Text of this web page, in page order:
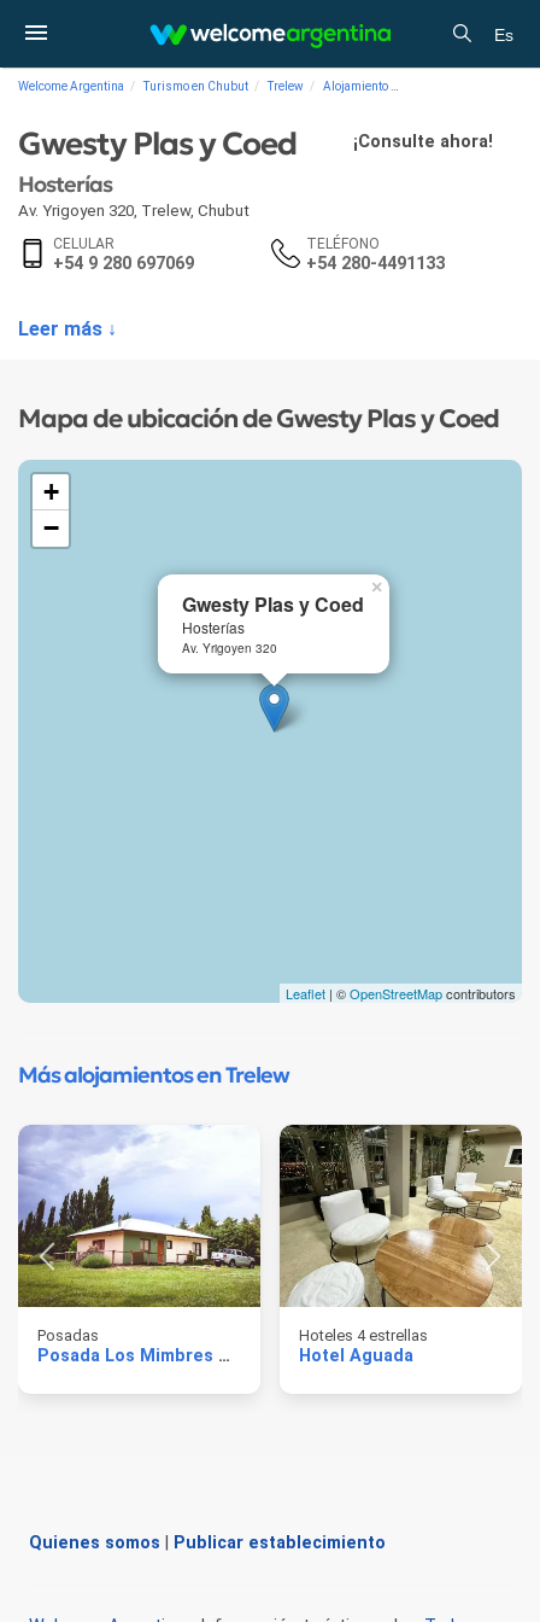
Es
Welcome Argentina Turismo en Chubut Trelew Alojamiento
¡Consulte ahora!
Gwesty Plas y Coed
Hosterías
Av. Yrigoyen 320, Trelew, Chubut
CELULAR
+54 9 280 697069
TELÉFONO
+54 280-4491133
Leer más ↓
Mapa de ubicación de Gwesty Plas y Coed
Gwesty Plas y Coed
Hosterías
Av. Yrigoyen 320
×
+
−
Leaflet | ©OpenStreetMapcontributors
Más alojamientos en Trelew
Posadas
Posada Los Mimbres Gaiman
Hoteles 4 estrellas
Hotel Aguada
Quienes somos Publicar establecimiento